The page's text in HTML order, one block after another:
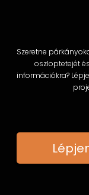
Szeretne
oszloptetejét
információkra?